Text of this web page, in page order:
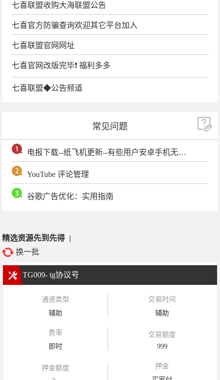
七喜联盟收购大海联盟公告
七喜官方防骗查询欢迎其它平台加入
七喜联盟官网网址
七喜官网改版完毕❗️ 福利多多
七喜联盟◆公告频道
常见问题
电报下载--纸飞机更新--有些用户安卓手机无法更新电报软件
YouTube 评论管理
谷歌广告优化：实用指南
精选资源先到先得 |
换一批
TG009- tg协议号
通道类型
辅助
交易时间
辅助
费率
即时
交易额度
999
押金额度
押金